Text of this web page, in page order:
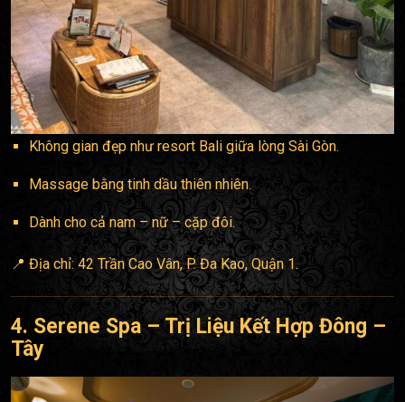
Không gian đẹp như resort Bali giữa lòng Sài Gòn.
Massage bằng tinh dầu thiên nhiên.
Dành cho cả nam – nữ – cặp đôi.
📍 Địa chỉ: 42 Trần Cao Vân, P. Đa Kao, Quận 1.
4. Serene Spa – Trị Liệu Kết Hợp Đông –
Tây